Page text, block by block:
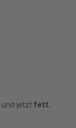
und jetzt fett.